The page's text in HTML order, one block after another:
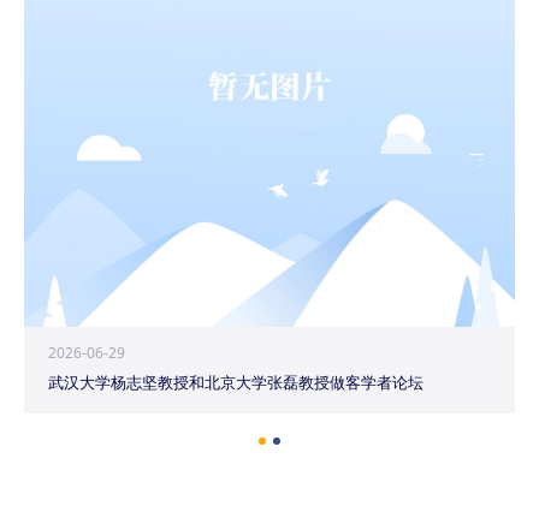
2026-06-29
武汉大学杨志坚教授和北京大学张磊教授做客学者论坛